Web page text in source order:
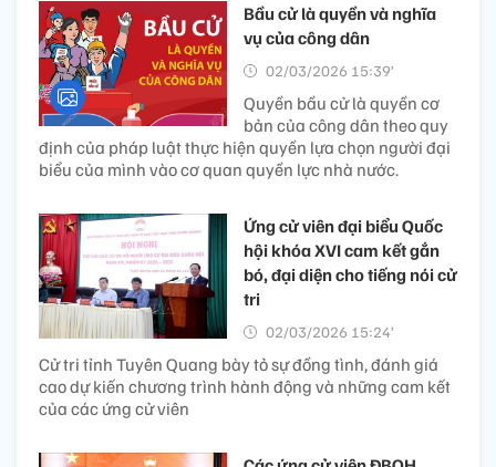
Bầu cử là quyền và nghĩa
vụ của công dân
02/03/2026 15:39’
Quyền bầu cử là quyền cơ
bản của công dân theo quy
định của pháp luật thực hiện quyền lựa chọn người đại
biểu của mình vào cơ quan quyền lực nhà nước.
Ứng cử viên đại biểu Quốc
hội khóa XVI cam kết gắn
bó, đại diện cho tiếng nói cử
tri
02/03/2026 15:24’
Cử tri tỉnh Tuyên Quang bày tỏ sự đồng tình, đánh giá
cao dự kiến chương trình hành động và những cam kết
của các ứng cử viên